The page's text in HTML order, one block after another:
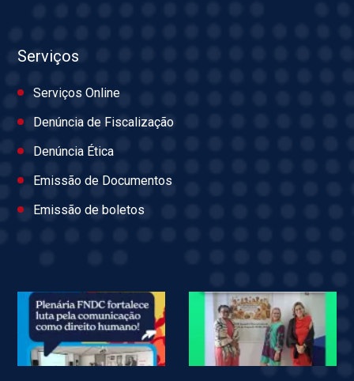
Serviços
Serviços Online
Denúncia de Fiscalização
Denúncia Ética
Emissão de Documentos
Emissão de boletos